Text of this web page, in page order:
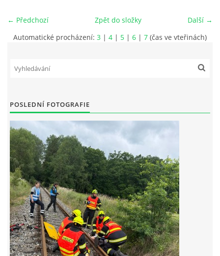
DOTACE
© 2026 eStránky.cz
← Předchozí Další →
Zpět do složky
Automatické procházení: 3 | 4 | 5 | 6 | 7 (čas ve vteřinách)
POSLEDNÍ FOTOGRAFIE